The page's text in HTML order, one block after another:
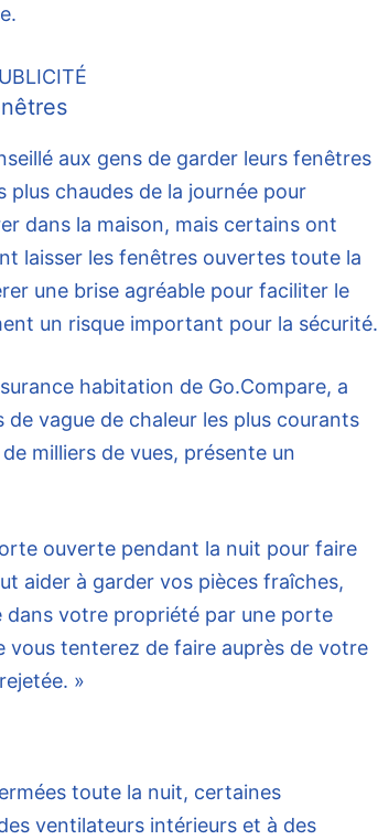
aux gens de garder leurs fenêtres
plus chaudes de la journée pour
dans la maison, mais certains ont
laisser les fenêtres ouvertes toute la
une brise agréable pour faciliter le
un risque important pour la sécurité.
habitation de Go.Compare, a
de vague de chaleur les plus courants
milliers de vues, présente un
ouverte pendant la nuit pour faire
aider à garder vos pièces fraîches,
dans votre propriété par une porte
tenterez de faire auprès de votre
»
toute la nuit, certaines
ventilateurs intérieurs et à des